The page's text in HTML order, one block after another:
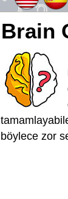
Brain
böylece zor